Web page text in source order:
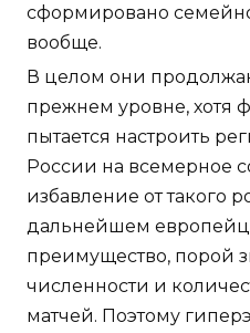
сформировано
вообще.
В целом они
прежнем уровне, хотя
пытается настроить
России на всемерное
избавление от такого
дальнейшем
преимущество, порой
численности и
матчей. Поэтому